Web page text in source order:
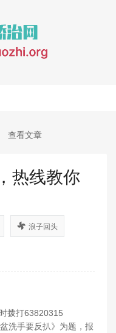
查看文章
热线教你
浪子回头
拨打63820315
洗手要反扒》为题，报